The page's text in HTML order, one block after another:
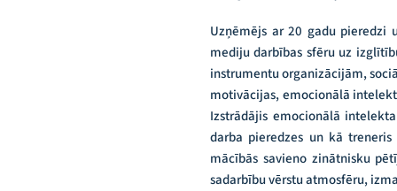
Uzņēmējs ar 20 gadu pieredzi
mediju darbības sfēru uz
instrumentu organizācijām,
motivācijas, emocionālā
Izstrādājis emocionālā
darba pieredzes un kā
mācībās savieno zinātnisku
sadarbību vērstu atmosfēru,